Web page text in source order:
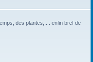
des plantes,.... enfin bref de